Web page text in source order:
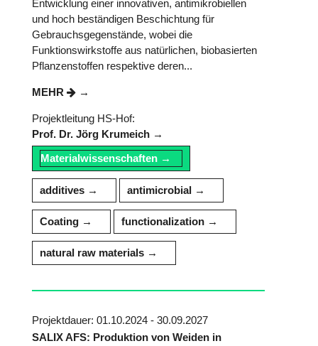
Entwicklung einer innovativen, antimikrobiellen
und hoch beständigen Beschichtung für
Gebrauchsgegenstände, wobei die
Funktionswirkstoffe aus natürlichen, biobasierten
Pflanzenstoffen respektive deren...
MEHR
Projektleitung HS-Hof:
Prof. Dr. Jörg Krumeich
Materialwissenschaften
additives antimicrobial
Coating functionalization
natural raw materials
Projektdauer: 01.10.2024 - 30.09.2027
SALIX AFS: Produktion von Weiden in